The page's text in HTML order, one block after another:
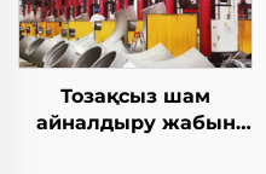
Тозақсыз шам
айналдыру жабын